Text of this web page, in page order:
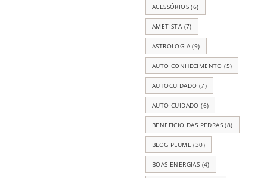
ACESSÓRIOS (6)
AMETISTA (7)
ASTROLOGIA (9)
AUTO CONHECIMENTO (5)
AUTOCUIDADO (7)
AUTO CUIDADO (6)
BENEFICIO DAS PEDRAS (8)
BLOG PLUME (30)
BOAS ENERGIAS (4)